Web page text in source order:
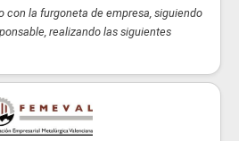
con la furgoneta de empresa, siguiendo
realizando las siguientes